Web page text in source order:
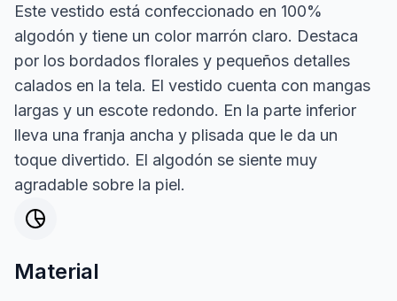
Este vestido está confeccionado en 100%
algodón y tiene un color marrón claro. Destaca
por los bordados florales y pequeños detalles
calados en la tela. El vestido cuenta con mangas
largas y un escote redondo. En la parte inferior
lleva una franja ancha y plisada que le da un
toque divertido. El algodón se siente muy
agradable sobre la piel.
Material